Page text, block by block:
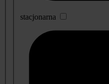
stacjonarna